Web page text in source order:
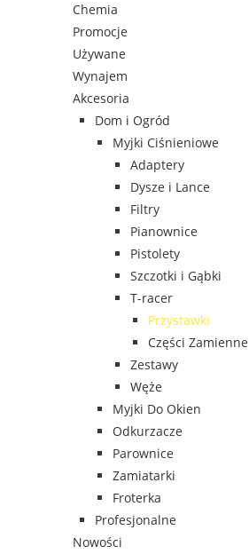
Chemia
Promocje
Używane
Wynajem
Akcesoria
Dom i Ogród
Myjki Ciśnieniowe
Adaptery
Dysze i Lance
Filtry
Pianownice
Pistolety
Szczotki i Gąbki
T-racer
Przystawki
Części Zamienne
Zestawy
Węże
Myjki Do Okien
Odkurzacze
Parownice
Zamiatarki
Froterka
Profesjonalne
Nowości